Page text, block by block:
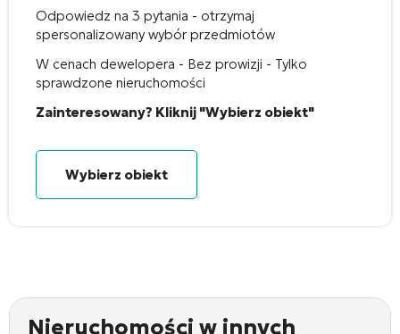
Odpowiedz na 3 pytania - otrzymaj
spersonalizowany wybór przedmiotów
W cenach dewelopera - Bez prowizji - Tylko
sprawdzone nieruchomości
Zainteresowany? Kliknij "Wybierz obiekt"
Wybierz obiekt
Nieruchomości w innych